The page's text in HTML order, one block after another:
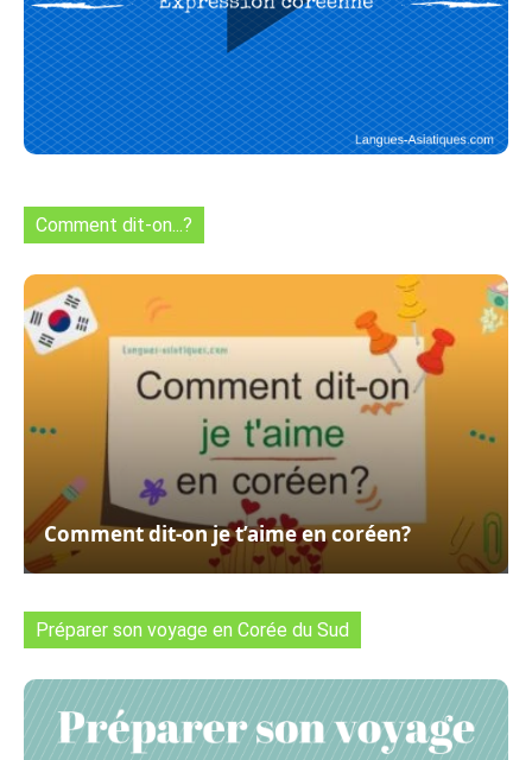
Comment dit-on...?
Comment dit-on je t’aime en coréen?
Préparer son voyage en Corée du Sud